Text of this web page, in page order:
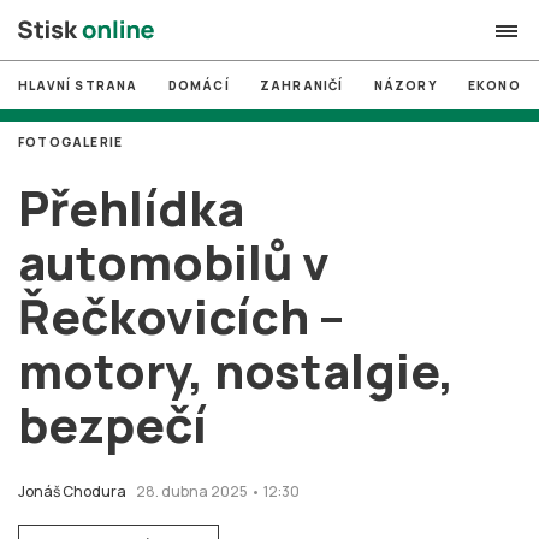
search
# MUNI
# Brno
# volby
login PŘIHLÁSIT SE
Zapomněli jste heslo?
HLAVNÍ STRANA DOMÁCÍ ZAHRANIČÍ NÁZORY
Přehlídka
automobilů v
Řečkovicích –
motory, nostalgie,
bezpečí
Jonáš Chodura 28. dubna 2025 • 12:30
FOTOGALERIE